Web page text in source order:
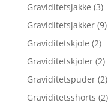
Graviditetsjakke (3)
Graviditetsjakker (9)
Graviditetskjole (2)
Graviditetskjoler (2)
Graviditetspuder (2)
Graviditetsshorts (2)